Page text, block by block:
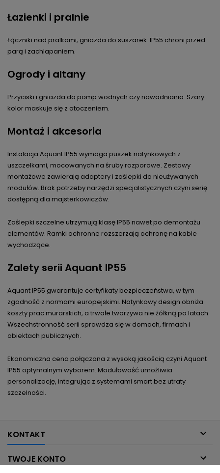
Łazienki i pralnie
Łączniki nad pralkami, gniazda do suszarek. IP55 chroni przed
parą i zachlapaniem.
Ogrody i altany
Przyciski i gniazda do pomp wodnych czy nawadniania. Szary
kolor maskuje się z otoczeniem.
Montaż i akcesoria
Instalacja Aquant IP55 wymaga puszek natynkowych z
uszczelkami, mocowanych na śruby rozporowe. Zestawy
montażowe zawierają adaptery i zaślepki do nieużywanych
modułów. Brak potrzeby narzędzi specjalistycznych czyni serię
dostępną dla majsterkowiczów.
Zaślepki szczelne utrzymują klasę IP55 nawet po demontażu
elementów. Ramki ochronne rozszerzają ochronę na kable
wychodzące.
Zalety serii Aquant IP55
Aquant IP55 gwarantuje certyfikaty bezpieczeństwa, w tym
zgodność z normami europejskimi. Natynkowy design obniża
koszty prac murarskich, a trwałe tworzywa nie żółkną po latach.
Wszechstronność serii sprawdza się w domach, firmach i
obiektach publicznych.
Ekonomiczna cena połączona z wysoką jakością czyni Aquant
IP55 optymalnym wyborem. Modułowość umożliwia
personalizację, integrując z systemami smart bez utraty
szczelności.
KONTAKT 
TWOJE KONTO 